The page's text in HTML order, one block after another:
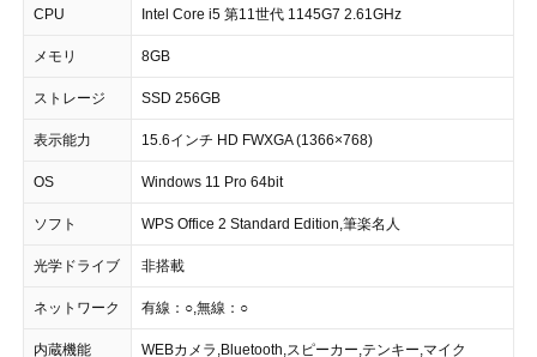
CPU Intel Core i5 第11世代 1145G7 2.61GHz
メモリ 8GB
ストレージ SSD 256GB
表示能力 15.6インチ HD FWXGA (1366×768)
OS Windows 11 Pro 64bit
ソフト WPS Office 2 Standard Edition,筆楽名人
光学ドライブ 非搭載
ネットワーク 有線：○,無線：○
内蔵機能 WEBカメラ,Bluetooth,スピーカー,テンキー,マイク